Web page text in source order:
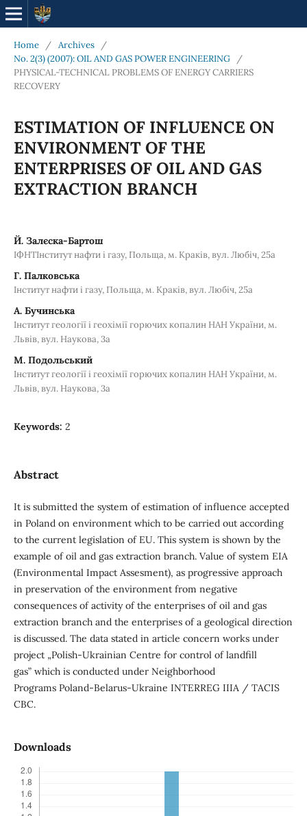
Home / Archives
/
No. 2(3) (2007): OIL AND GAS POWER ENGINEERING
/
PHYSICAL-TECHNICAL PROBLEMS OF ENERGY CARRIERS
RECOVERY
ESTIMATION OF INFLUENCE ON
ENVIRONMENT OF THE
ENTERPRISES OF OIL AND GAS
EXTRACTION BRANCH
Й. Залєска-Бартош
ІФНТІнститут нафти і газу, Польща, м. Краків, вул. Любіч, 25а
Г. Палковська
Інститут нафти і газу, Польща, м. Краків, вул. Любіч, 25а
А. Бучинська
Інститут геології і геохімії горючих копалин НАН України, м.
Львів, вул. Наукова, 3а
М. Подольський
Інститут геології і геохімії горючих копалин НАН України, м.
Львів, вул. Наукова, 3а
Keywords: 2
Abstract
It is submitted the system of estimation of influence accepted
in Poland on environment which to be carried out according
to the current legislation of EU. This system is shown by the
example of oil and gas extraction branch. Value of system EIA
(Environmental Impact Assesment), as progressive approach
in preservation of the environment from negative
consequences of activity of the enterprises of oil and gas
extraction branch and the enterprises of a geological direction
is discussed. The data stated in article concern works under
project „Polish-Ukrainian Centre for control of landfill
gas” which is conducted under Neighborhood
Programs Poland-Belarus-Ukraine INTERREG IIIA / TACIS
CBC.
Downloads